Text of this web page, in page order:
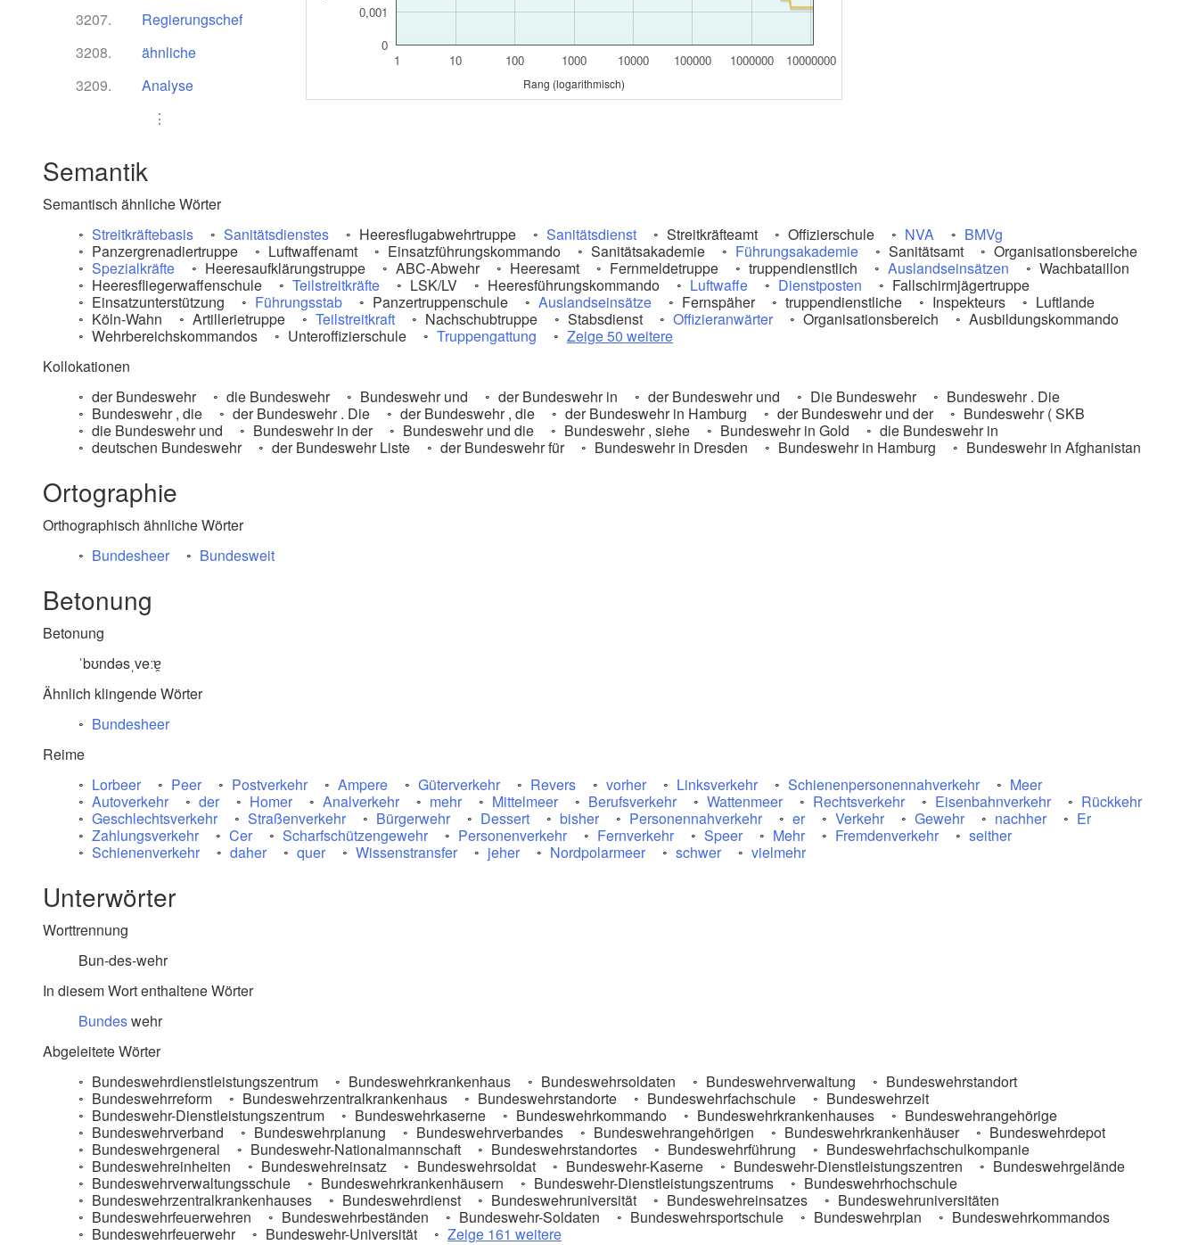
3207.
Regierungschef
3208.
ähnliche
3209.
Analyse
⋮
1 10 100 1000 10000 100000 1000000 10000000
0
0,001
Rang (logarithmisch)
Semantik
Semantisch ähnliche Wörter
Streitkräftebasis
Sanitätsdienstes Heeresflugabwehrtruppe Sanitätsdienst Streitkräfteamt Offizierschule NVA
BMVg
Panzergrenadiertruppe
Luftwaffenamt Einsatzführungskommando Sanitätsakademie Führungsakademie Sanitätsamt
Organisationsbereiche
Spezialkräfte
Heeresaufklärungstruppe ABC-Abwehr Heeresamt Fernmeldetruppe truppendienstlich Auslandseinsätzen
Wachbataillon
Heeresfliegerwaffenschule
Teilstreitkräfte LSK/LV Heeresführungskommando Luftwaffe Dienstposten
Fallschirmjägertruppe
Einsatzunterstützung
Führungsstab Panzertruppenschule Auslandseinsätze Fernspäher truppendienstliche Inspekteurs
Luftlande
Köln-Wahn
Artillerietruppe Teilstreitkraft Nachschubtruppe Stabsdienst Offizieranwärter Organisationsbereich
Ausbildungskommando
Wehrbereichskommandos
Unteroffizierschule Truppengattung
Zeige 50 weitere
Kollokationen
der Bundeswehr
die Bundeswehr Bundeswehr und der Bundeswehr in der Bundeswehr und Die Bundeswehr
Bundeswehr . Die
Bundeswehr , die
der Bundeswehr . Die der Bundeswehr , die der Bundeswehr in Hamburg der Bundeswehr und der
Bundeswehr ( SKB
die Bundeswehr und
Bundeswehr in der Bundeswehr und die Bundeswehr , siehe Bundeswehr in Gold
die Bundeswehr in
deutschen Bundeswehr
der Bundeswehr Liste der Bundeswehr für Bundeswehr in Dresden Bundeswehr in Hamburg Bundeswehr in Afghanistan
Ortographie
Orthographisch ähnliche Wörter
Bundesheer
Bundesweit
Betonung
Betonung
ˈbʊndəsˌveːɐ̯
Ähnlich klingende Wörter
Bundesheer
Reime
Lorbeer
Peer Postverkehr Ampere Güterverkehr Revers vorher Linksverkehr Schienenpersonennahverkehr
Meer
Autoverkehr
der Homer Analverkehr mehr Mittelmeer Berufsverkehr Wattenmeer Rechtsverkehr Eisenbahnverkehr
Rückkehr
Geschlechtsverkehr
Straßenverkehr Bürgerwehr Dessert bisher Personennahverkehr er Verkehr Gewehr nachher
Er
Zahlungsverkehr
Cer Scharfschützengewehr Personenverkehr Fernverkehr Speer Mehr Fremdenverkehr
seither
Schienenverkehr
daher quer Wissenstransfer jeher Nordpolarmeer schwer vielmehr
Unterwörter
Worttrennung
Bun-des-wehr
In diesem Wort enthaltene Wörter
Bundeswehr
Abgeleitete Wörter
Bundeswehrdienstleistungszentrum
Bundeswehrkrankenhaus Bundeswehrsoldaten Bundeswehrverwaltung
Bundeswehrstandort
Bundeswehrreform
Bundeswehrzentralkrankenhaus Bundeswehrstandorte Bundeswehrfachschule
Bundeswehrzeit
Bundeswehr-Dienstleistungszentrum
Bundeswehrkaserne Bundeswehrkommando Bundeswehrkrankenhauses
Bundeswehrangehörige
Bundeswehrverband
Bundeswehrplanung Bundeswehrverbandes Bundeswehrangehörigen Bundeswehrkrankenhäuser
Bundeswehrdepot
Bundeswehrgeneral
Bundeswehr-Nationalmannschaft Bundeswehrstandortes Bundeswehrführung
Bundeswehrfachschulkompanie
Bundeswehreinheiten
Bundeswehreinsatz Bundeswehrsoldat Bundeswehr-Kaserne Bundeswehr-Dienstleistungszentren
Bundeswehrgelände
Bundeswehrverwaltungsschule
Bundeswehrkrankenhäusern Bundeswehr-Dienstleistungszentrums
Bundeswehrhochschule
Bundeswehrzentralkrankenhauses
Bundeswehrdienst Bundeswehruniversität Bundeswehreinsatzes
Bundeswehruniversitäten
Bundeswehrfeuerwehren
Bundeswehrbeständen Bundeswehr-Soldaten Bundeswehrsportschule Bundeswehrplan
Bundeswehrkommandos
Bundeswehrfeuerwehr
Bundeswehr-Universität Zeige 161 weitere